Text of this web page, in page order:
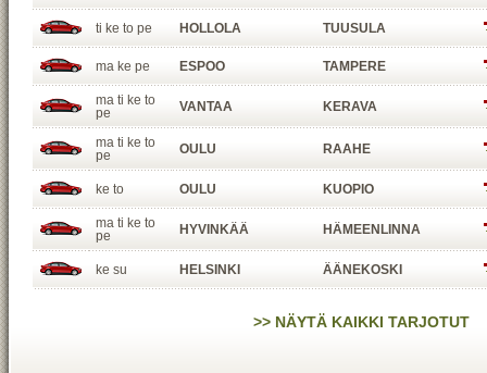
ti ke to pe HOLLOLA TUUSULA
ma ke pe ESPOO TAMPERE
ma ti ke to
pe
VANTAA KERAVA
ma ti ke to
pe
OULU RAAHE
ke to OULU KUOPIO
ma ti ke to
pe
HYVINKÄÄ HÄMEENLINNA
ke su HELSINKI ÄÄNEKOSKI
>> NÄYTÄ KAIKKI TARJOTUT